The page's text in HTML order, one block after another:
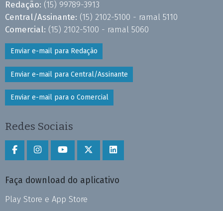
Redação: (15) 99789-3913
Central/Assinante: (15) 2102-5100 - ramal 5110
Comercial: (15) 2102-5100 - ramal 5060
Enviar e-mail para Redação
Enviar e-mail para Central/Assinante
Enviar e-mail para o Comercial
Redes Sociais
Faça download do aplicativo
Play Store e App Store